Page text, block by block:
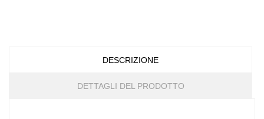
DESCRIZIONE
DETTAGLI DEL PRODOTTO